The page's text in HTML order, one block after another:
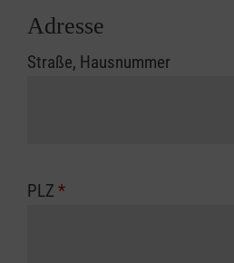
Adresse
Straße, Hausnummer
PLZ *